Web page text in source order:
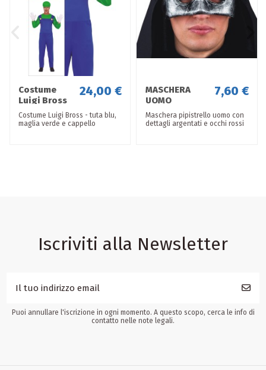
Costume
Luigi Bross
24,00 €
Costume Luigi Bross - tuta blu,
maglia verde e cappello
MASCHERA
UOMO
PIPISTRELLO
7,60 €
Maschera pipistrello uomo con
dettagli argentati e occhi rossi
Iscriviti alla Newsletter
Puoi annullare l'iscrizione in ogni momento. A questo scopo, cerca le info di
contatto nelle note legali.